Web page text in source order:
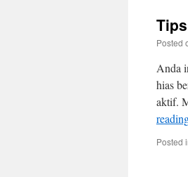
Posted
Anda
hias
aktif.
Posted